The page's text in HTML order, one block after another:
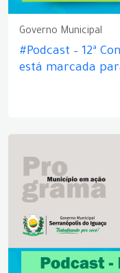
Governo Municipal
#Podcast – 12ª
está marcada